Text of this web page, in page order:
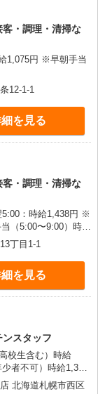
・調理・清掃な
1,075円 ※早朝手当
12-1-1
を見る
・調理・清掃な
：時給1,438円 ※
（5:00〜9:00）時給
丁目1-1
を見る
スタッフ
校生含む）時給
者不可）時給1,375
末年始手当有（時給
北海道札幌市西区